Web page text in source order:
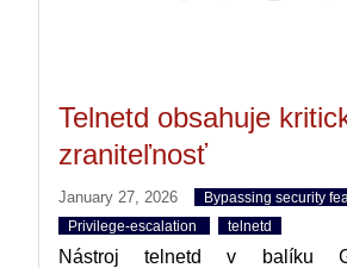
Telnetd obsahuje
zraniteľnosť
January 27, 2026 Bypassing security
Privilege-escalation
telnetd
Nástroj telnetd v balíku